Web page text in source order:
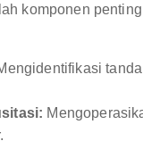
komponen